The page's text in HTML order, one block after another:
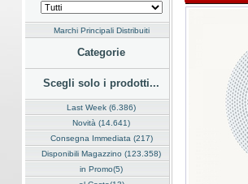
Marchi Principali Distribuiti
Categorie
Scegli solo i prodotti...
Last Week (6.386)
Novità (14.641)
Consegna Immediata (217)
Disponibili Magazzino (123.358)
in Promo(5)